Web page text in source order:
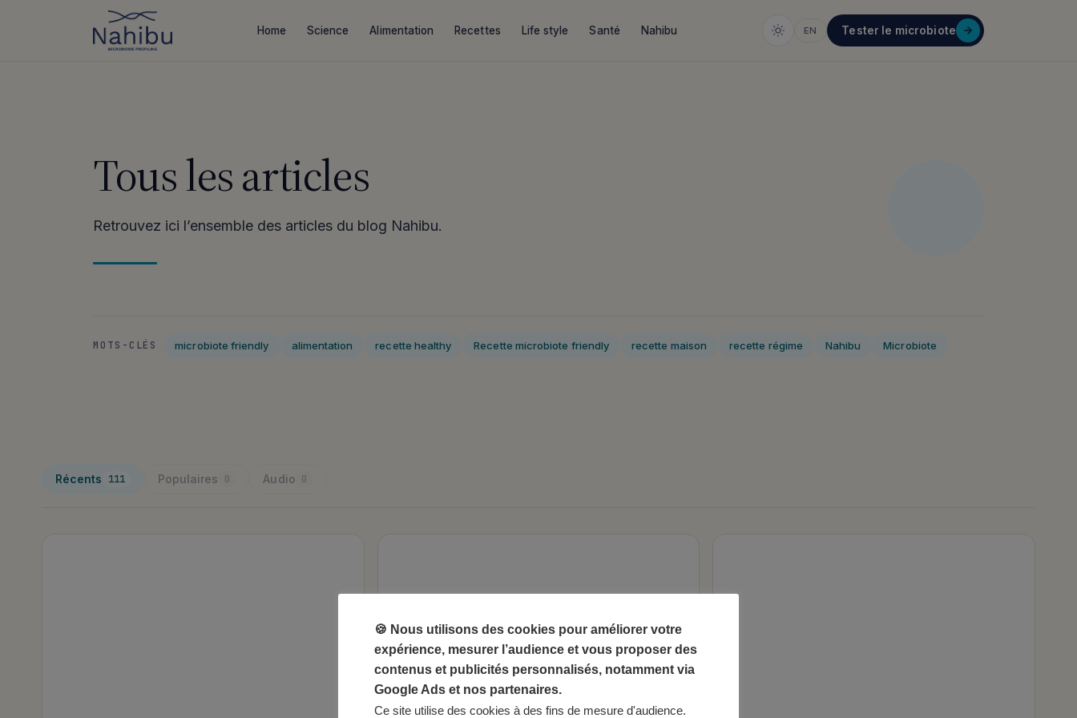
Home Science Alimentation Recettes Life style Santé Nahibu EN Tester le microbiote
Tous les articles
Retrouvez ici l’ensemble des articles du blog Nahibu.
MOTS-CLÉS microbiote friendly alimentation recette healthy Recette microbiote friendly recette maison recette régime Nahibu Microbiote
Articles publiés
Récents 111 Populaires 0 Audio 0
🍪 Nous utilisons des cookies pour améliorer votre
expérience, mesurer l’audience et vous proposer des
contenus et publicités personnalisés, notamment via
Google Ads et nos partenaires.
Ce site utilise des cookies à des fins de mesure d'audience.